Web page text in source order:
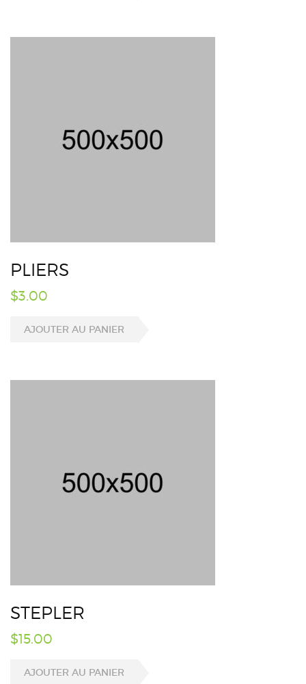
PLIERS
$3.00
AJOUTER AU PANIER
STEPLER
$15.00
AJOUTER AU PANIER